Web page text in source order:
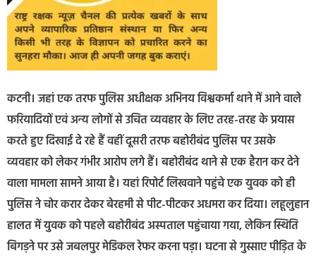
कटनी। जहां एक तरफ पुलिस अधीक्षक अभिनय विश्वकर्मा थाने में आने वाले
फरियादियों एवं अन्य लोगों से उचित व्यवहार के लिए तरह-तरह के प्रयास
करते हुए दिखाई दे रहे हैं वहीं दूसरी तरफ बहोरीबंद पुलिस पर उसके
व्यवहार को लेकर गंभीर आरोप लगे हैं। बहोरीबंद थाने से एक हैरान कर देने
वाला मामला सामने आया है। यहां रिपोर्ट लिखवाने पहुंचे एक युवक को ही
पुलिस ने चोर करार देकर बेरहमी से पीट-पीटकर अधमरा कर दिया। लहूलुहान
हालत में युवक को पहले बहोरीबंद अस्पताल पहुंचाया गया, लेकिन स्थिति
बिगड़ने पर उसे जबलपुर मेडिकल रेफर करना पड़ा। घटना से गुस्साए पीड़ित के